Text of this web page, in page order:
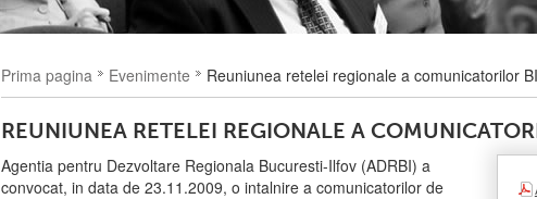
Prima pagina Evenimente Reuniunea retelei regionale a comunicatorilor
REUNIUNEA RETELEI REGIONALE A
Agentia pentru Dezvoltare Regionala Bucuresti-Ilfov (ADRBI) a
convocat, in data de 23.11.2009, o intalnire a comunicatorilor de